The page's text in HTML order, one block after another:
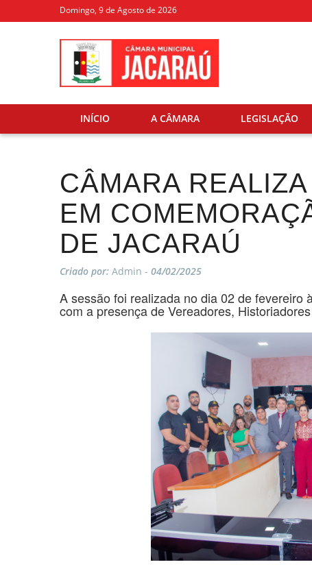
Domingo, 9 de Agosto de 2026
INÍCIO A CÂMARA LEGISLAÇÃO
CÂMARA
EM
DE JACARAÚ
Criado por: Admin - 04/02/2025
A sessão foi realizada no dia 02 de fevereiro
com a presença de Vereadores,